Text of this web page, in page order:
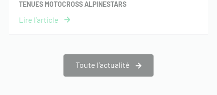
TENUES MOTOCROSS ALPINESTARS
Toute l’actualité